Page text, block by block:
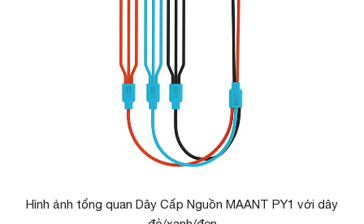
Hình ảnh tổng quan Dây Cấp Nguồn MAANT PY1 với dây